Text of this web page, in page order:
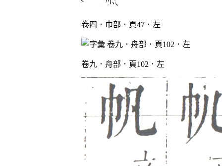
卷四．巾部．頁47．左
卷九．舟部．頁102．左